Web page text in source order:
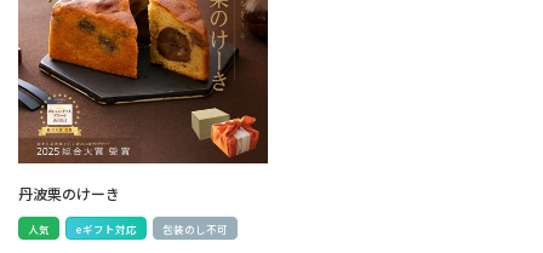
丹波栗のけーき
人気 eギフト対応 包装のし不可